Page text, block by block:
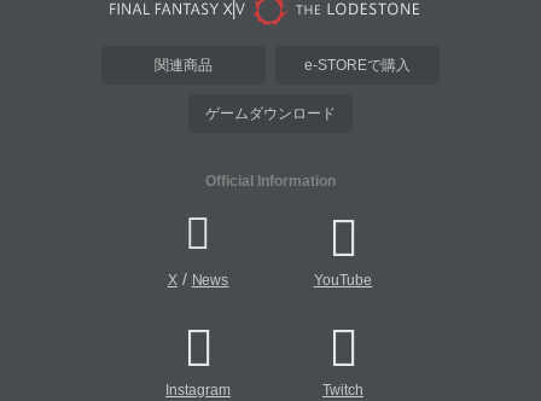
関連商品 e-STOREで購入
ゲームダウンロード
Official Information
X/ News YouTube
Instagram Twitch